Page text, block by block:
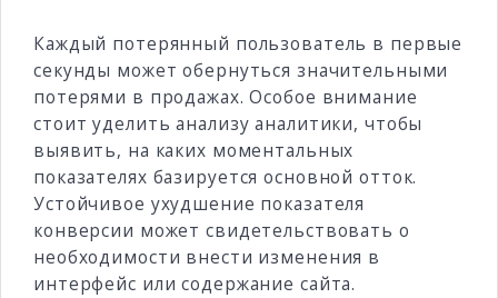
Каждый потерянный пользователь в первые
секунды может обернуться значительными
потерями в продажах. Особое внимание
стоит уделить анализу аналитики, чтобы
выявить, на каких моментальных
показателях базируется основной отток.
Устойчивое ухудшение показателя
конверсии может свидетельствовать о
необходимости внести изменения в
интерфейс или содержание сайта.